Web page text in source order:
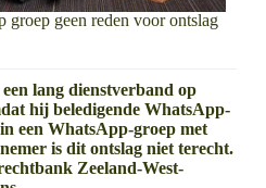
geen reden voor ontslag
lang dienstverband op
hij beledigende WhatsApp-
een WhatsApp-groep met
is dit ontslag niet terecht.
Zeeland-West-